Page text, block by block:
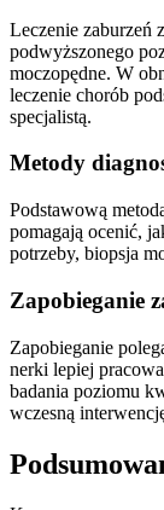
Leczenie zaburzeń
podwyższonego
moczopędne. W
leczenie chorób
specjalistą.
Metody
Podstawową
pomagają ocenić,
potrzeby, biopsja
Zapobieganie
Zapobieganie
nerki lepiej
badania poziomu
wczesną